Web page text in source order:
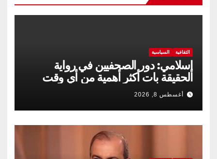
الثقافية السياسية
إسلامي: دور الصحفيين في رواية
الحقيقة بات أكثر أهمية من أي وقت
مضى
أغسطس 8, 2026